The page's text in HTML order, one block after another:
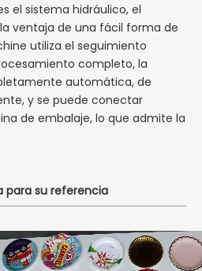
el sistema hidráulico, el
ventaja de una fácil forma de
utiliza el seguimiento
completo, la
automática, de
y se puede conectar
de embalaje, lo que admite la
para su referencia